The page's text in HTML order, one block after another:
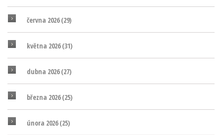
června 2026(29)
května 2026(31)
dubna 2026(27)
března 2026(25)
února 2026(25)